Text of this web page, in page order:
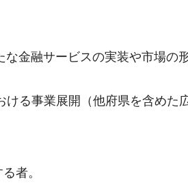
金融サービスの実装や市場の
る事業展開（他府県を含め
者。